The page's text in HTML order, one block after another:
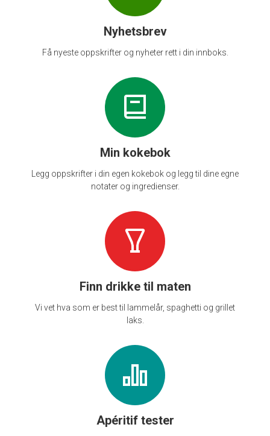
Nyhetsbrev
Få nyeste oppskrifter og nyheter rett i din innboks.
Min kokebok
Legg oppskrifter i din egen kokebok og legg til dine egne
notater og ingredienser.
Finn drikke til maten
Vi vet hva som er best til lammelår, spaghetti og grillet
laks.
Apéritif tester